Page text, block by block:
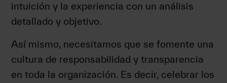
intuición y la experiencia con un análisis
detallado y objetivo.
Así mismo, necesitamos que se fomente una
cultura de responsabilidad y transparencia
en toda la organización. Es decir, celebrar los